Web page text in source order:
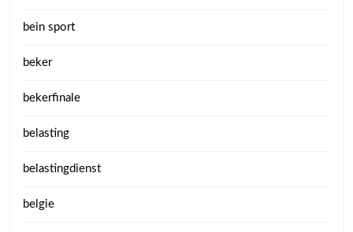
bein sport
beker
bekerfinale
belasting
belastingdienst
belgie